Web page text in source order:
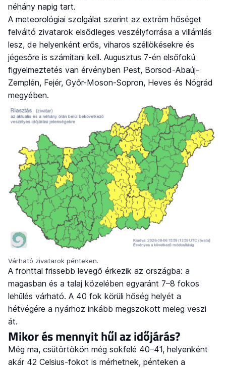
néhány napig tart.
A meteorológiai szolgálat szerint az extrém hőséget
felváltó zivatarok elsődleges veszélyforrása a villámlás
lesz, de helyenként erős, viharos széllökésekre és
jégesőre is számítani kell. Augusztus 7-én elsőfokú
figyelmeztetés van érvényben Pest, Borsod-Abaúj-
Zemplén, Fejér, Győr-Moson-Sopron, Heves és Nógrád
megyében.
Várható zivatarok pénteken.
A fronttal frissebb levegő érkezik az országba: a
magasban és a talaj közelében egyaránt 7–8 fokos
lehűlés várható. A 40 fok körüli hőség helyét a
hétvégére a nyárhoz inkább megszokott meleg veszi
át.
Mikor és mennyit hűl az időjárás?
Még ma, csütörtökön még sokfelé 40–41, helyenként
akár 42 Celsius-fokot is mérhetnek, pénteken a